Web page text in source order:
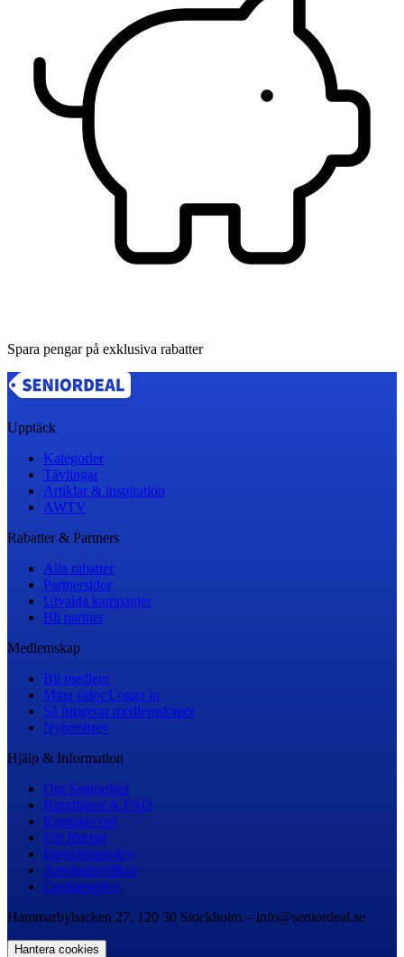
Spara pengar på exklusiva rabatter
Upptäck
Kategorier
Tävlingar
Artiklar & inspiration
AWTV
Rabatter & Partners
Alla rabatter
Partnersidor
Utvalda kampanjer
Bli partner
Medlemskap
Bli medlem
Mina sidor/Logga in
Så fungerar medlemskapet
Nyhetsbrev
Hjälp & Information
Om Seniordeal
Kundtjänst & FAQ
Kontakta oss
För företag
Integritetspolicy
Användarvillkor
Cookiepolicy
Hammarbybacken 27, 120 30 Stockholm – info@seniordeal.se
Hantera cookies